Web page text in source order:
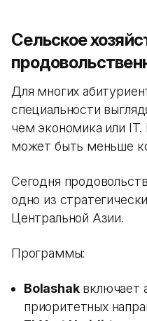
Сельское
Для многих
специальности
чем экономика или
может быть меньше
Сегодня
одно из
Центральной Азии.
Программы:
Bolashakвключает
приоритетных